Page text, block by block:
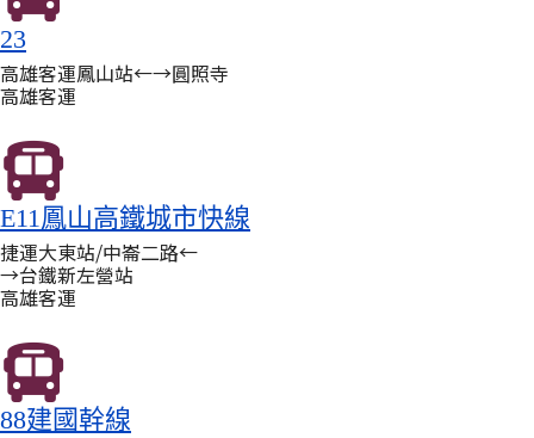
23
高雄客運鳳山站←→圓照寺
高雄客運
E11鳳山高鐵城市快線
捷運大東站/中崙二路←
→台鐵新左營站
高雄客運
88建國幹線